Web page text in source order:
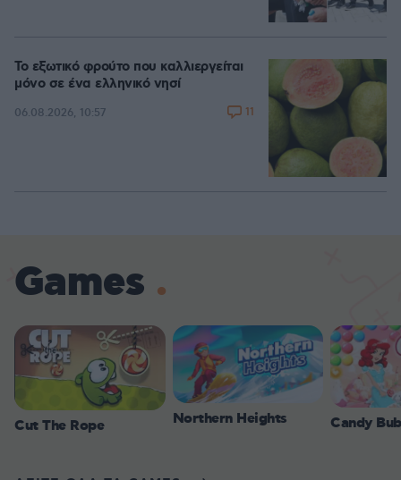
Το εξωτικό φρούτο που καλλιεργείται
μόνο σε ένα ελληνικό νησί
06.08.2026, 10:57 11
Games
Cut The Rope Northern Heights Candy